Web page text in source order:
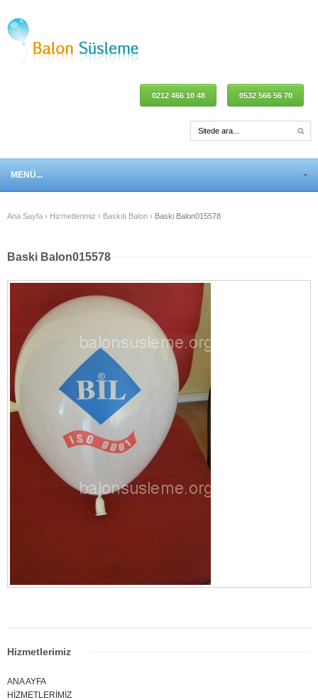
0212 466 10 48 0532 566 56 70
MENÜ...
Ana Sayfa › Hizmetlerimiz › Baskılı Balon › Baski Balon015578
Baski Balon015578
Hizmetlerimiz
ANA AYFA
HİZMETLERİMİZ